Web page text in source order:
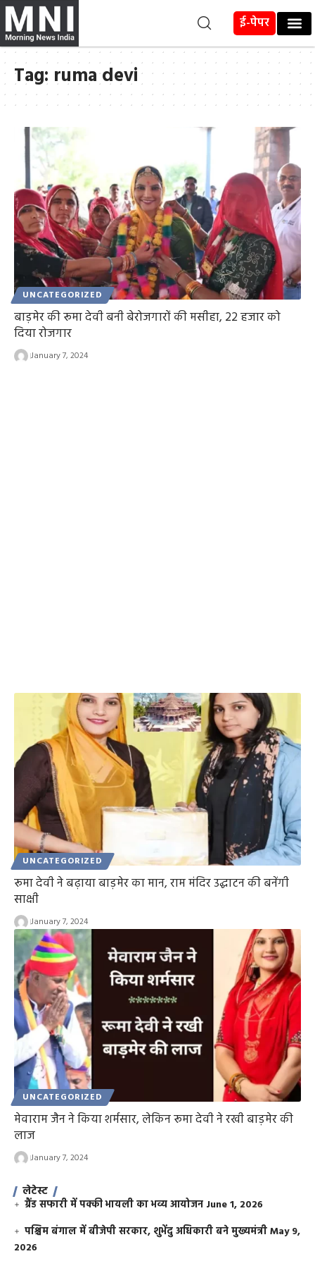
ई-पेपर
Tag: ruma devi
UNCATEGORIZED
बाड़मेर की रूमा देवी बनी बेरोजगारों की मसीहा, 22 हजार को
दिया रोजगार
January 7, 2024
UNCATEGORIZED
रूमा देवी ने बढ़ाया बाड़मेर का मान, राम मंदिर उद्घाटन की बनेंगी
साक्षी
January 7, 2024
UNCATEGORIZED
मेवाराम जैन ने किया शर्मसार, लेकिन रूमा देवी ने रखी बाड़मेर की
लाज
January 7, 2024
लेटेस्ट
ग्रैंड सफारी में पक्की भायली का भव्य आयोजन June 1, 2026
पश्चिम बंगाल में बीजेपी सरकार, शुभेंदु अधिकारी बने मुख्यमंत्रीMay 9,
2026